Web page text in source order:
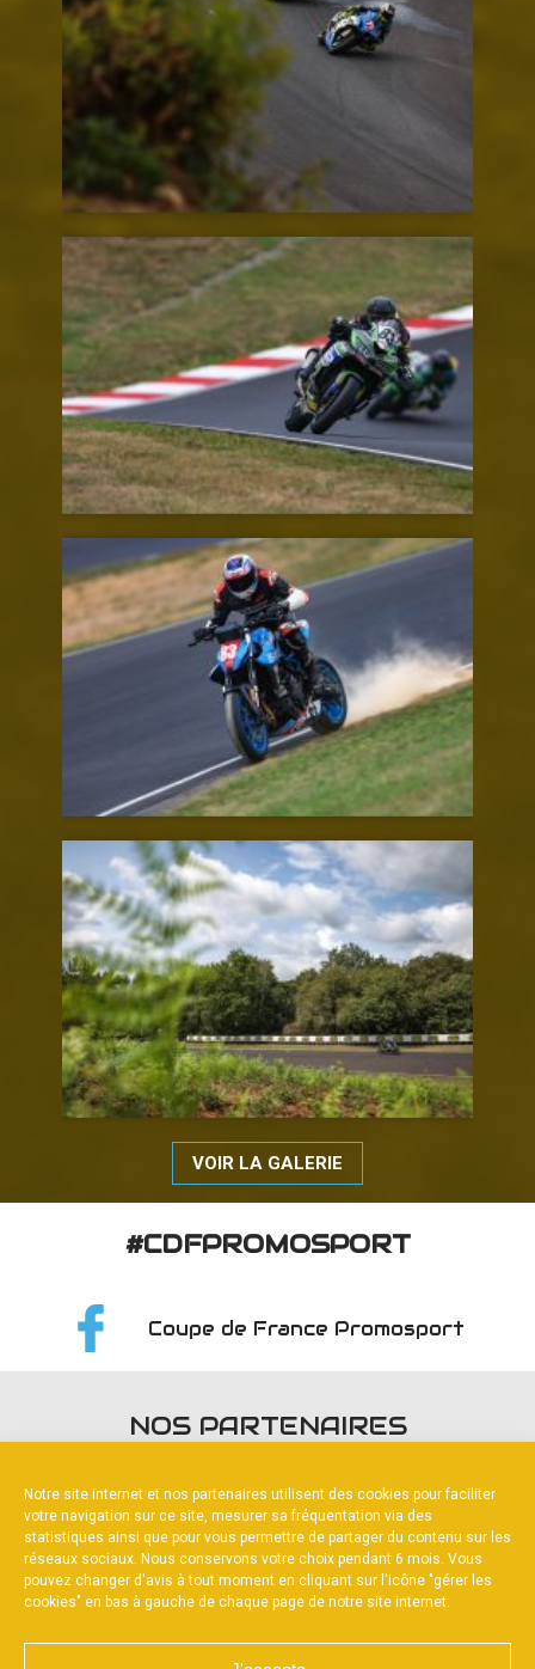
Notre site internet et nos partenaires utilisent des cookies pour faciliter
votre navigation sur ce site, mesurer sa fréquentation via des
statistiques ainsi que pour vous permettre de partager du contenu sur les
réseaux sociaux. Nous conservons votre choix pendant 6 mois. Vous
pouvez changer d'avis à tout moment en cliquant sur l'icône "gérer les
cookies" en bas à gauche de chaque page de notre site internet.
VOIR LA GALERIE
#CDFPROMOSPORT
Coupe de France Promosport
NOS PARTENAIRES
PARTENAIRE PRINCIPAL